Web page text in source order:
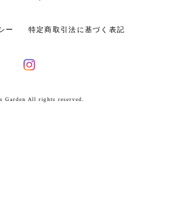
ー 特定商取引法に基づく表記
Garden All rights reserved.